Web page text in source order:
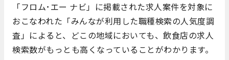
「フロム･エー ナビ」に掲載された求人案件を対象に
おこなわれた「みんなが利用した職種検索の人気度調
査」によると、どこの地域においても、飲食店の求人
検索数がもっとも高くなっていることがわかります。